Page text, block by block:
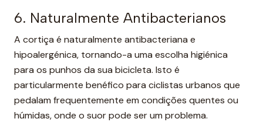
6. Naturalmente Antibacterianos
A cortiça é naturalmente antibacteriana e
hipoalergénica, tornando-a uma escolha higiénica
para os punhos da sua bicicleta. Isto é
particularmente benéfico para ciclistas urbanos que
pedalam frequentemente em condições quentes ou
húmidas, onde o suor pode ser um problema.